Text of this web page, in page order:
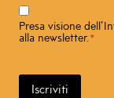
Consenso
Presa visione dell’
alla newsletter.*
Iscriviti